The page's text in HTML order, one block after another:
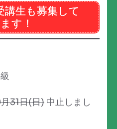
講生も募集して
す！
31日(日)中止しまし